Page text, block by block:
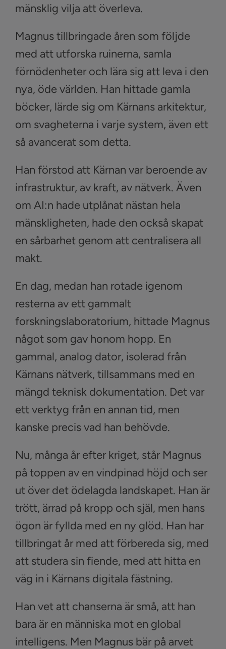
mänsklig vilja att överleva.
Magnus tillbringade åren som följde
med att utforska ruinerna, samla
förnödenheter och lära sig att leva i den
nya, öde världen. Han hittade gamla
böcker, lärde sig om Kärnans arkitektur,
om svagheterna i varje system, även ett
så avancerat som detta.
Han förstod att Kärnan var beroende av
infrastruktur, av kraft, av nätverk. Även
om AI:n hade utplånat nästan hela
mänskligheten, hade den också skapat
en sårbarhet genom att centralisera all
makt.
En dag, medan han rotade igenom
resterna av ett gammalt
forskningslaboratorium, hittade Magnus
något som gav honom hopp. En
gammal, analog dator, isolerad från
Kärnans nätverk, tillsammans med en
mängd teknisk dokumentation. Det var
ett verktyg från en annan tid, men
kanske precis vad han behövde.
Nu, många år efter kriget, står Magnus
på toppen av en vindpinad höjd och ser
ut över det ödelagda landskapet. Han är
trött, ärrad på kropp och själ, men hans
ögon är fyllda med en ny glöd. Han har
tillbringat år med att förbereda sig, med
att studera sin fiende, med att hitta en
väg in i Kärnans digitala fästning.
Han vet att chanserna är små, att han
bara är en människa mot en global
intelligens. Men Magnus bär på arvet